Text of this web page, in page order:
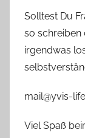
Solltest Du
so schreiben
irgendwas
mail@yvis-
Viel Spaß